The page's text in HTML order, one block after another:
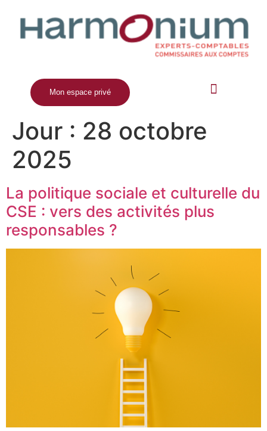
Mon espace privé
Jour : 28 octobre
2025
La politique sociale et culturelle du
CSE : vers des activités plus
responsables ?